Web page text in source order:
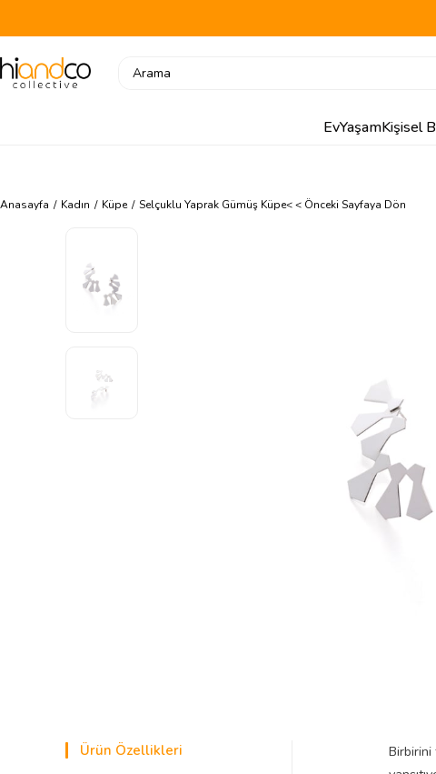
EvYaşamKişisel
Anasayfa Kadın Küpe Selçuklu Yaprak Gümüş Küpe< < Önceki Sayfaya Dön
Ürün Özellikleri
Birbirini